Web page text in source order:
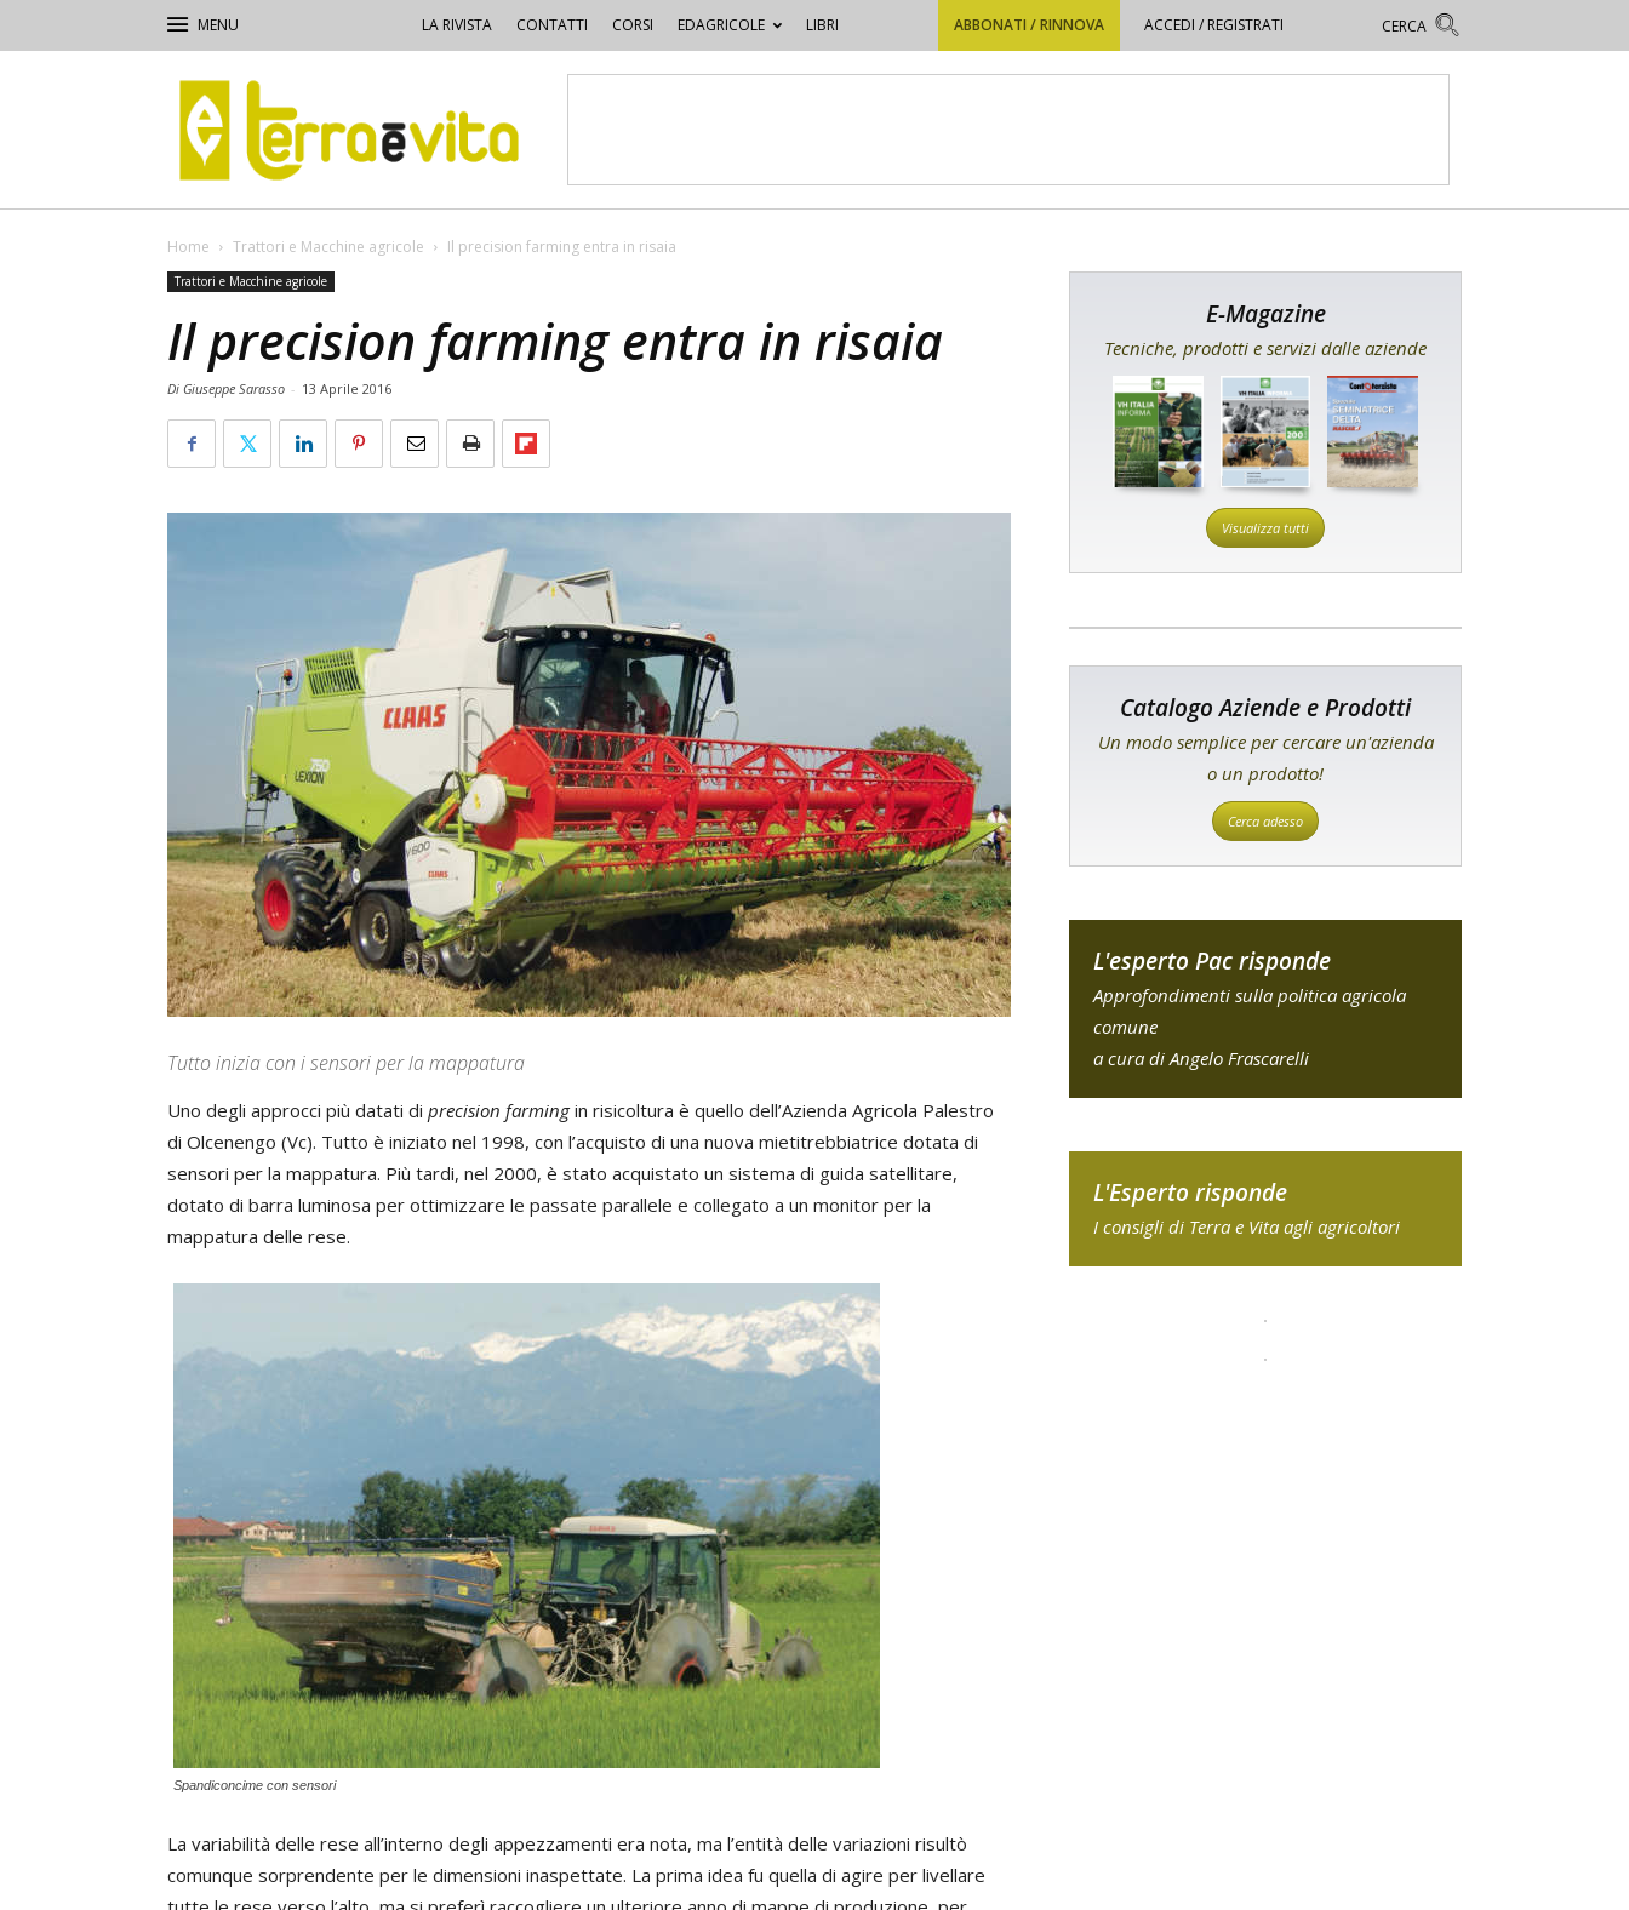
LA RIVISTA CONTATTI CORSI EDAGRICOLE LIBRI ABBONATI / RINNOVA ACCEDI / REGISTRATI
Terra
e
Vita
Home Trattori e Macchine agricole Il precision farming entra in risaia
Trattori e Macchine agricole
Il precision farming entra in risaia
Di Giuseppe Sarasso - 13 Aprile 2016
Tutto inizia con i sensori per la mappatura
Uno degli approcci più datati di precision farmingin risicoltura è quello dell’Azienda Agricola Palestro
di Olcenengo (Vc). Tutto è iniziato nel 1998, con l’acquisto di una nuova mietitrebbiatrice dotata di
sensori per la mappatura. Più tardi, nel 2000, è stato acquistato un sistema di guida satellitare,
dotato di barra luminosa per ottimizzare le passate parallele e collegato a un monitor per la
mappatura delle rese.
Spandiconcime con sensori
La variabilità delle rese all’interno degli appezzamenti era nota, ma l’entità delle variazioni risultò
comunque sorprendente per le dimensioni inaspettate. La prima idea fu quella di agire per livellare
E-Magazine
Tecniche, prodotti e servizi dalle aziende
Visualizza tutti
Catalogo Aziende e Prodotti
Un modo semplice per cercare un'azienda
o un prodotto!
Cerca adesso
L'esperto Pac risponde
Approfondimenti sulla politica agricola
comune
a cura di Angelo Frascarelli
L'Esperto risponde
I consigli di Terra e Vita agli agricoltori